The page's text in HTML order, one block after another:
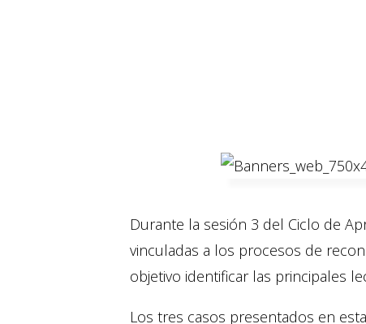
Durante la sesión 3 del Ciclo de
vinculadas a los procesos de
objetivo identificar las principales
Los tres casos presentados en